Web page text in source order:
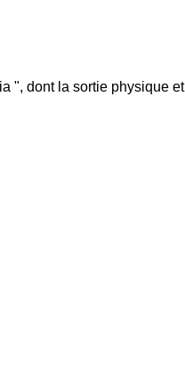
", dont la sortie physique